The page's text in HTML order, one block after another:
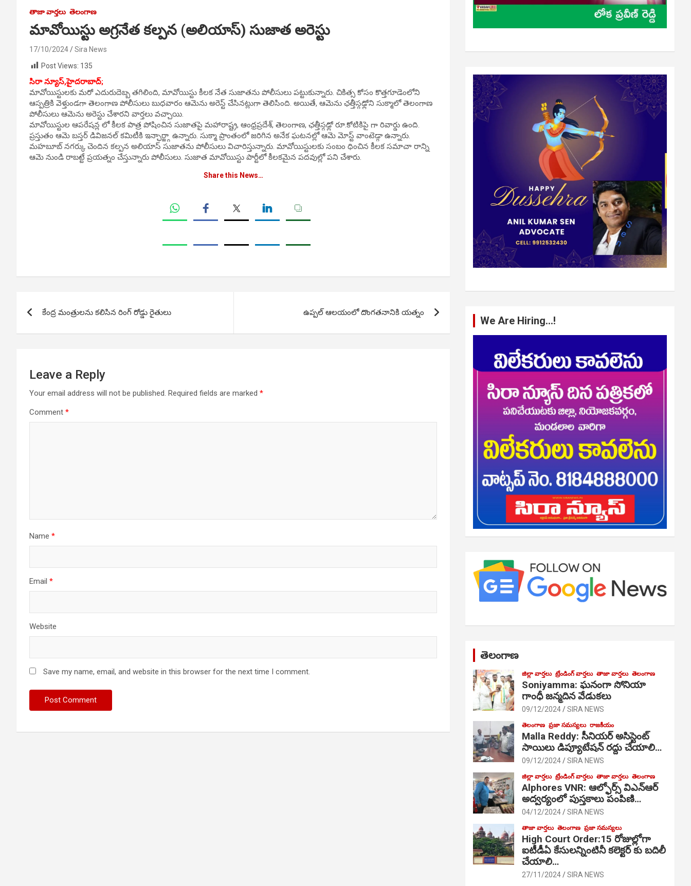
తాజా వార్తలు తెలంగాణ
మావోయిస్టు అగ్రనేత కల్పన (అలియాస్) సుజాత అరెస్టు
17/10/2024
Sira News
Post Views: 135
సిరా న్యూస్,హైదరాబాద్;
మావోయిస్టులకు మరో ఎదురుదెబ్బ తగిలింది, మావోయిస్టు కీలక నేత సుజాతను పోలీసులు పట్టుకున్నారు. చికిత్స కోసం కొత్తగూడెంలోని
ఆస్పత్రికి వెళ్తుండగా తెలంగాణ పోలీసులు బుధవారం ఆమెను అరెస్ట్ చేసినట్లుగా తెలిసింది. అయితే, ఆమెను ఛత్తీస్గఢ్లోని సుక్మాలో తెలంగాణ
పోలీసులు ఆమెను అరెస్టు చేశారని వార్తలు వచ్చాయి.
మావోయిస్టుల ఆపరేషన్ల లో కీలక పాత్ర పోషించిన సుజాతపై మహారాష్ట్ర, ఆంధ్రప్రదేశ్, తెలంగాణ, ఛత్తీస్గఢ్లో రూ.కోటికిపై గా రివార్డు ఉంది.
ప్రస్తుతం ఆమె బస్తర్ డివిజనల్ కమిటీకి ఇన్ఛార్జ్గా ఉన్నారు. సుక్మా ప్రాంతంలో జరిగిన అనేక ఘటనల్లో ఆమె మోస్ట్ వాంటెడ్గా ఉన్నారు.
మహబూబ్ నగర్కు చెందిన కల్పన అలియాస్ సుజాతను పోలీసులు విచారిస్తున్నారు. మావోయిస్టులకు సంబం ధించిన కీలక సమాచా రాన్ని
ఆమె నుండి రాబట్టే ప్రయత్నం చేస్తున్నారు పోలీసులు. సుజాత మావోయిస్టు పార్టీలో కీలకమైన పదవుల్లో పని చేశారు.
Share this News…
navigation
కేంద్ర మంత్రులను కలిసిన రింగ్ రోడ్డు రైతులు ఉప్పల్ ఆలయంలో దొంగతనానికి యత్నం
Leave a Reply
Your email address will not be published. Required fields are marked *
Comment *
Name *
Email *
Website
Save my name, email, and website in this browser for the next time I comment.
We Are Hiring…!
తెలంగాణ
జిల్లా వార్తలు ట్రేండింగ్ వార్తలు తాజా వార్తలు తెలంగాణ
Soniyamma: ఘ‌నంగా సోనియా
గాంధీ జ‌న్మ‌దిన వేడుక‌లు
09/12/2024 SIRA NEWS
తెలంగాణ ప్రజా సమస్యలు రాజకీయం
Malla Reddy: సీనియర్ అసిస్టెంట్
సాయిలు డిప్యూటేషన్ రద్దు చేయాలి…
09/12/2024 SIRA NEWS
జిల్లా వార్తలు ట్రేండింగ్ వార్తలు తాజా వార్తలు తెలంగాణ
Alphores VNR: ఆల్ఫోర్స్ విఎన్ఆర్
అద్వర్యంలో పుస్తకాలు పంపిణి…
04/12/2024 SIRA NEWS
తాజా వార్తలు తెలంగాణ ప్రజా సమస్యలు
High Court Order:15 రోజుల్లోగా
ఐటీడీఏ కేసులన్నింటినీ కలెక్టర్ కు బదిలీ
చేయాలి…
27/11/2024 SIRA NEWS